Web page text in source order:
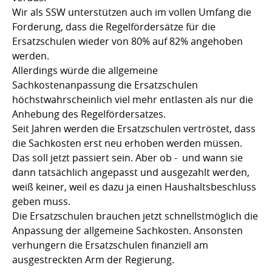
Wir als SSW unterstützen auch im vollen Umfang die
Forderung, dass die Regelfördersätze für die
Ersatzschulen wieder von 80% auf 82% angehoben
werden.
Allerdings würde die allgemeine
Sachkostenanpassung die Ersatzschulen
höchstwahrscheinlich viel mehr entlasten als nur die
Anhebung des Regelfördersatzes.
Seit Jahren werden die Ersatzschulen vertröstet, dass
die Sachkosten erst neu erhoben werden müssen.
Das soll jetzt passiert sein. Aber ob - und wann sie
dann tatsächlich angepasst und ausgezahlt werden,
weiß keiner, weil es dazu ja einen Haushaltsbeschluss
geben muss.
Die Ersatzschulen brauchen jetzt schnellstmöglich die
Anpassung der allgemeine Sachkosten. Ansonsten
verhungern die Ersatzschulen finanziell am
ausgestreckten Arm der Regierung.